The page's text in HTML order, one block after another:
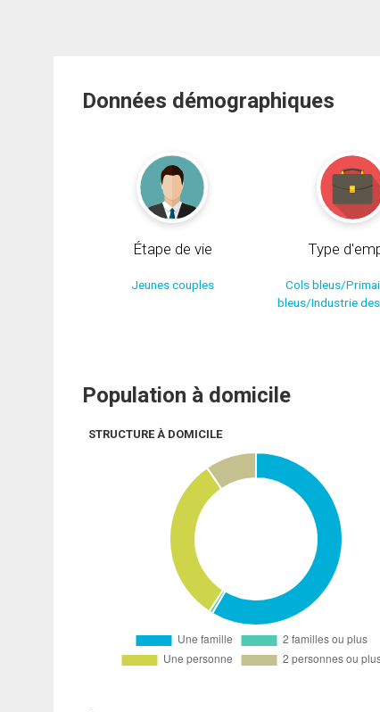
Données démographiques
Étape de vie
Jeunes couples
Type
Cols bleus/
bleus/Industrie
Population à domicile
STRUCTURE À DOMICILE